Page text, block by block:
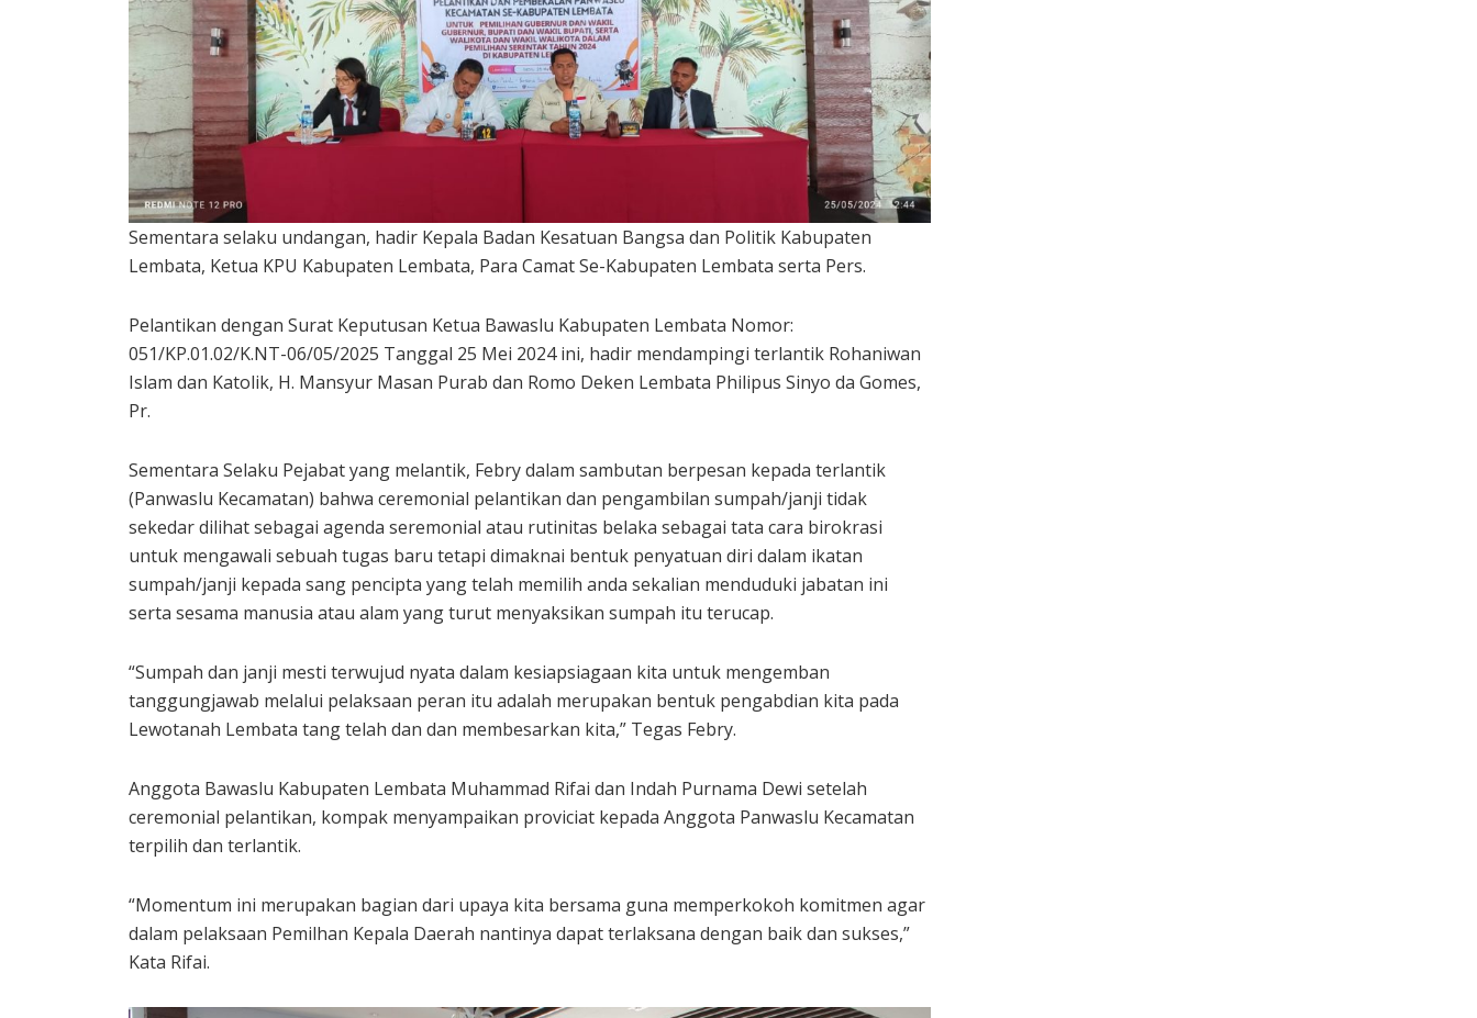
Sementara selaku undangan, hadir Kepala Badan Kesatuan Bangsa dan Politik Kabupaten
Lembata, Ketua KPU Kabupaten Lembata, Para Camat Se-Kabupaten Lembata serta Pers.
Pelantikan dengan Surat Keputusan Ketua Bawaslu Kabupaten Lembata Nomor:
051/KP.01.02/K.NT-06/05/2025 Tanggal 25 Mei 2024 ini, hadir mendampingi terlantik Rohaniwan
Islam dan Katolik, H. Mansyur Masan Purab dan Romo Deken Lembata Philipus Sinyo da Gomes,
Pr.
Sementara Selaku Pejabat yang melantik, Febry dalam sambutan berpesan kepada terlantik
(Panwaslu Kecamatan) bahwa ceremonial pelantikan dan pengambilan sumpah/janji tidak
sekedar dilihat sebagai agenda seremonial atau rutinitas belaka sebagai tata cara birokrasi
untuk mengawali sebuah tugas baru tetapi dimaknai bentuk penyatuan diri dalam ikatan
sumpah/janji kepada sang pencipta yang telah memilih anda sekalian menduduki jabatan ini
serta sesama manusia atau alam yang turut menyaksikan sumpah itu terucap.
“Sumpah dan janji mesti terwujud nyata dalam kesiapsiagaan kita untuk mengemban
tanggungjawab melalui pelaksaan peran itu adalah merupakan bentuk pengabdian kita pada
Lewotanah Lembata tang telah dan dan membesarkan kita,” Tegas Febry.
Anggota Bawaslu Kabupaten Lembata Muhammad Rifai dan Indah Purnama Dewi setelah
ceremonial pelantikan, kompak menyampaikan proviciat kepada Anggota Panwaslu Kecamatan
terpilih dan terlantik.
“Momentum ini merupakan bagian dari upaya kita bersama guna memperkokoh komitmen agar
dalam pelaksaan Pemilhan Kepala Daerah nantinya dapat terlaksana dengan baik dan sukses,”
Kata Rifai.